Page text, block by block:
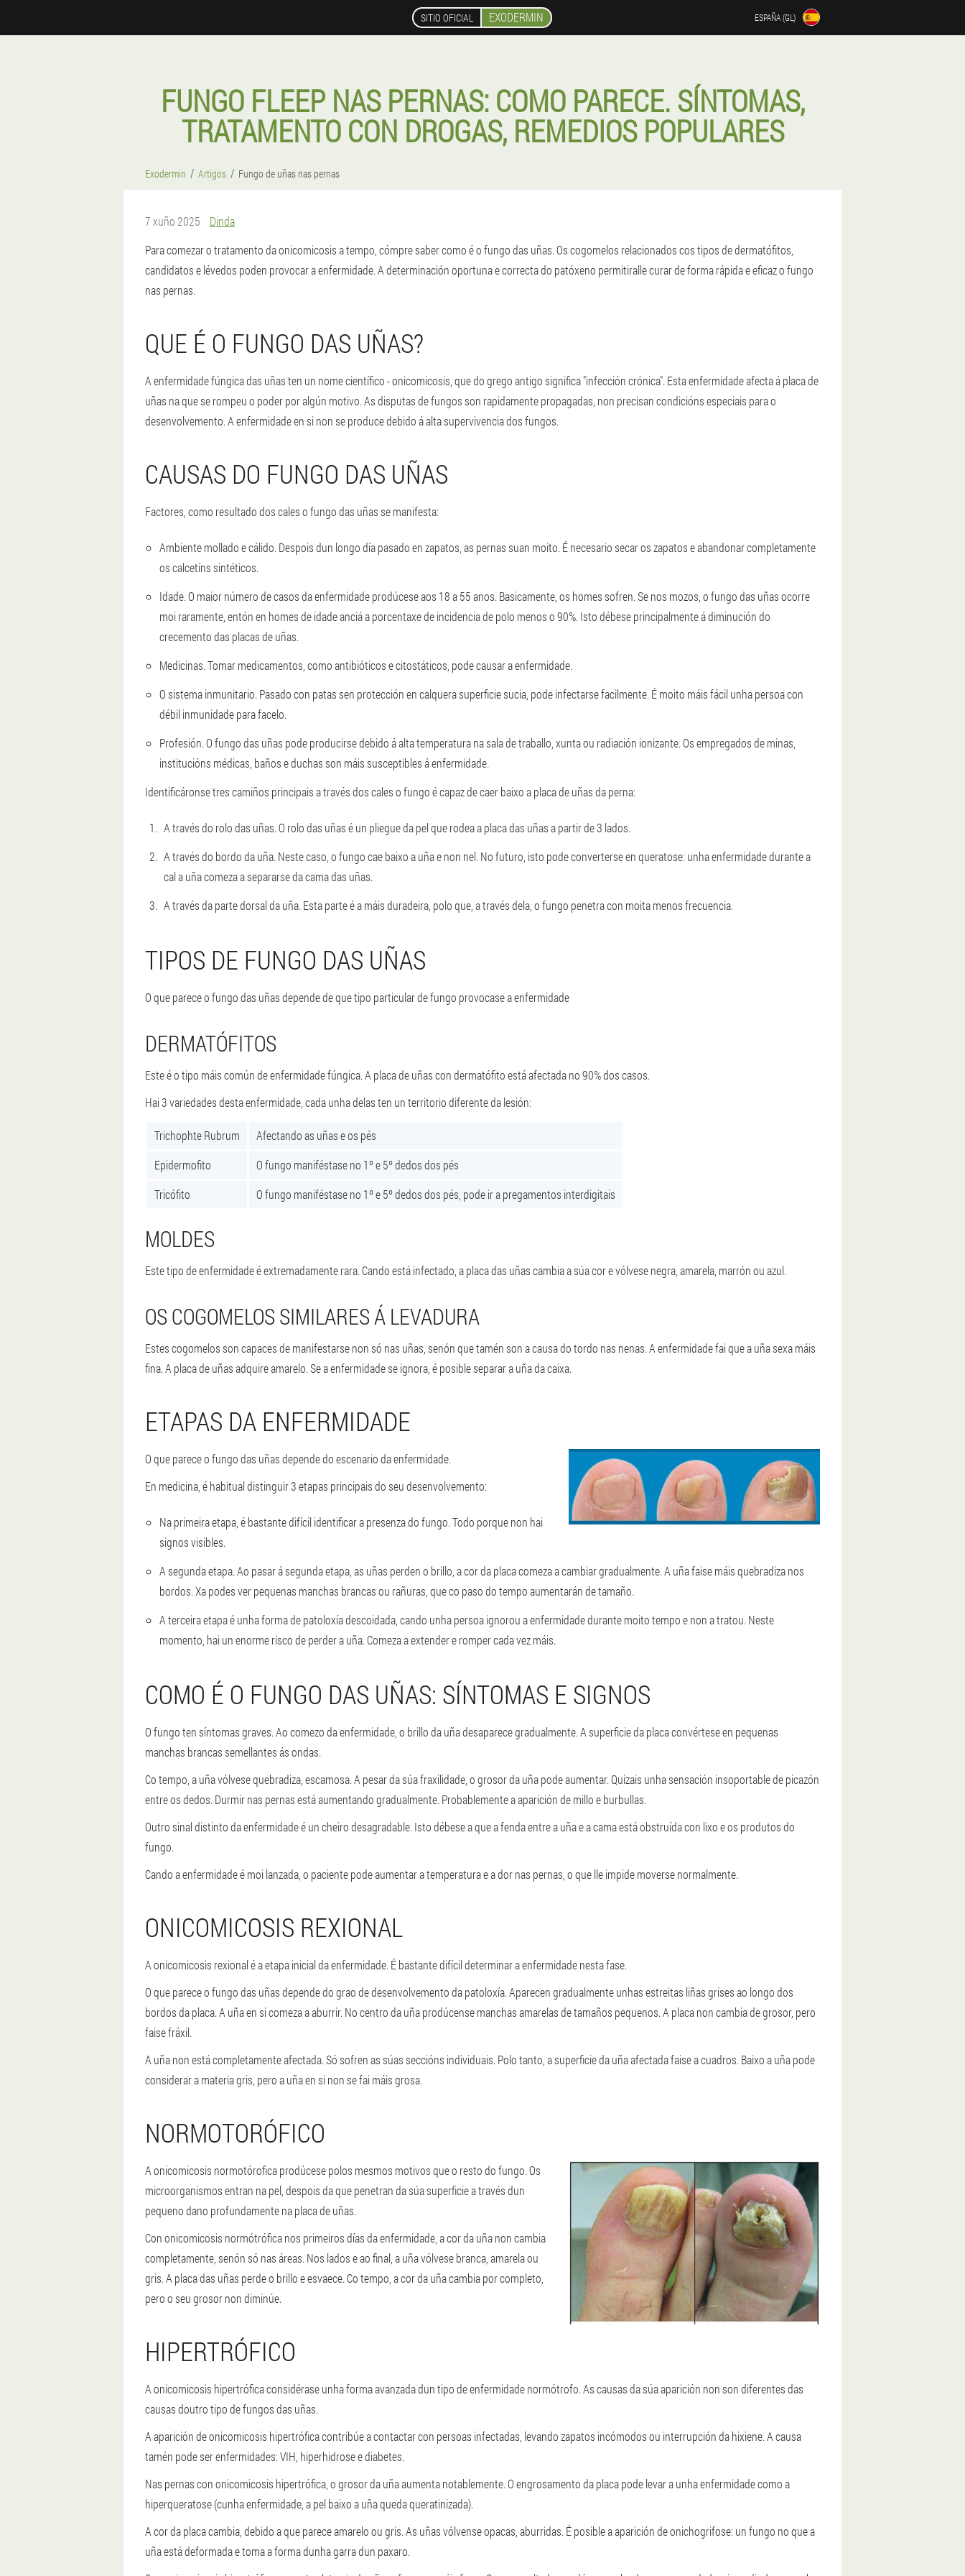
SITIO OFICIAL EXODERMIN ESPAÑA (GL)
FUNGO FLEEP NAS PERNAS: COMO PARECE. SÍNTOMAS,
TRATAMENTO CON DROGAS, REMEDIOS POPULARES
Exodermin Artigos Fungo de uñas nas pernas
7 xuño 2025
Dinda
Para comezar o tratamento da onicomicosis a tempo, cómpre saber como é o fungo das uñas. Os cogomelos relacionados cos tipos de dermatófitos,
candidatos e lévedos poden provocar a enfermidade. A determinación oportuna e correcta do patóxeno permitiralle curar de forma rápida e eficaz o fungo
nas pernas.
QUE É O FUNGO DAS UÑAS?
A enfermidade fúngica das uñas ten un nome científico - onicomicosis, que do grego antigo significa "infección crónica". Esta enfermidade afecta á placa de
uñas na que se rompeu o poder por algún motivo. As disputas de fungos son rapidamente propagadas, non precisan condicións especiais para o
desenvolvemento.A enfermidade en si non se produce debido á alta supervivencia dos fungos.
CAUSAS DO FUNGO DAS UÑAS
Factores, como resultado dos cales o fungo das uñas se manifesta:
Ambiente mollado e cálido. Despois dun longo día pasado en zapatos, as pernas suan moito. É necesario secar os zapatos e abandonar completamente
os calcetíns sintéticos.
Idade.O maior número de casos da enfermidade prodúcese aos 18 a 55 anos. Basicamente, os homes sofren. Se nos mozos, o fungo das uñas ocorre
moi raramente, entón en homes de idade anciá a porcentaxe de incidencia de polo menos o 90%. Isto débese principalmente á diminución do
crecemento das placas de uñas.
Medicinas.Tomar medicamentos, como antibióticos e citostáticos, pode causar a enfermidade.
O sistema inmunitario. Pasado con patas sen protección en calquera superficie sucia, pode infectarse facilmente. É moito máis fácil unha persoa con
débil inmunidade para facelo.
Profesión.O fungo das uñas pode producirse debido á alta temperatura na sala de traballo, xunta ou radiación ionizante. Os empregados de minas,
institucións médicas, baños e duchas son máis susceptibles á enfermidade.
Identificáronse tres camiños principais a través dos cales o fungo é capaz de caer baixo a placa de uñas da perna:
A través do rolo das uñas.O rolo das uñas é un pliegue da pel que rodea a placa das uñas a partir de 3 lados.
A través do bordo da uña. Neste caso, o fungo cae baixo a uña e non nel. No futuro, isto pode converterse en queratose: unha enfermidade durante a
cal a uña comeza a separarse da cama das uñas.
A través da parte dorsal da uña. Esta parte é a máis duradeira, polo que, a través dela, o fungo penetra con moita menos frecuencia.
TIPOS DE FUNGO DAS UÑAS
O que parece o fungo das uñas depende de que tipo particular de fungo provocase a enfermidade
DERMATÓFITOS
Este é o tipo máis común de enfermidade fúngica. A placa de uñas con dermatófito está afectada no 90% dos casos.
Hai 3 variedades desta enfermidade, cada unha delas ten un territorio diferente da lesión:
Trichophte Rubrum
Afectando as uñas e os pés
Epidermofito
O fungo maniféstase no 1º e 5º dedos dos pés
Tricófito
O fungo maniféstase no 1º e 5º dedos dos pés, pode ir a pregamentos interdigitais
MOLDES
Este tipo de enfermidade é extremadamente rara. Cando está infectado, a placa das uñas cambia a súa cor e vólvese negra, amarela, marrón ou azul.
OS COGOMELOS SIMILARES Á LEVADURA
Estes cogomelos son capaces de manifestarse non só nas uñas, senón que tamén son a causa do tordo nas nenas. A enfermidade fai que a uña sexa máis
fina. A placa de uñas adquire amarelo. Se a enfermidade se ignora, é posible separar a uña da caixa.
ETAPAS DA ENFERMIDADE
O que parece o fungo das uñas depende do escenario da enfermidade.
En medicina, é habitual distinguir 3 etapas principais do seu desenvolvemento:
Na primeira etapa, é bastante difícil identificar a presenza do fungo. Todo porque non hai
signos visibles.
A segunda etapa. Ao pasar á segunda etapa, as uñas perden o brillo, a cor da placa comeza a cambiar gradualmente. A uña faise máis quebradiza nos
bordos. Xa podes ver pequenas manchas brancas ou rañuras, que co paso do tempo aumentarán de tamaño.
A terceira etapa é unha forma de patoloxía descoidada, cando unha persoa ignorou a enfermidade durante moito tempo e non a tratou. Neste
momento, hai un enorme risco de perder a uña. Comeza a extender e romper cada vez máis.
COMO É O FUNGO DAS UÑAS: SÍNTOMAS E SIGNOS
O fungo ten síntomas graves. Ao comezo da enfermidade, o brillo da uña desaparece gradualmente. A superficie da placa convértese en pequenas
manchas brancas semellantes ás ondas.
Co tempo, a uña vólvese quebradiza, escamosa. A pesar da súa fraxilidade, o grosor da uña pode aumentar. Quizais unha sensación insoportable de picazón
entre os dedos. Durmir nas pernas está aumentando gradualmente. Probablemente a aparición de millo e burbullas.
Outro sinal distinto da enfermidade é un cheiro desagradable. Isto débese a que a fenda entre a uña e a cama está obstruída con lixo e os produtos do
fungo.
Cando a enfermidade é moi lanzada, o paciente pode aumentar a temperatura e a dor nas pernas, o que lle impide moverse normalmente.
ONICOMICOSIS REXIONAL
A onicomicosis rexional é a etapa inicial da enfermidade. É bastante difícil determinar a enfermidade nesta fase.
O que parece o fungo das uñas depende do grao de desenvolvemento da patoloxía. Aparecen gradualmente unhas estreitas liñas grises ao longo dos
bordos da placa. A uña en si comeza a aburrir. No centro da uña prodúcense manchas amarelas de tamaños pequenos. A placa non cambia de grosor, pero
faise fráxil.
A uña non está completamente afectada. Só sofren as súas seccións individuais. Polo tanto, a superficie da uña afectada faise a cuadros. Baixo a uña pode
considerar a materia gris, pero a uña en si non se fai máis grosa.
NORMOTORÓFICO
A onicomicosis normotórofica prodúcese polos mesmos motivos que o resto do fungo. Os
microorganismos entran na pel, despois da que penetran da súa superficie a través dun
pequeno dano profundamente na placa de uñas.
Con onicomicosis normótrófica nos primeiros días da enfermidade, a cor da uña non cambia
completamente, senón só nas áreas. Nos lados e ao final, a uña vólvese branca, amarela ou
gris. A placa das uñas perde o brillo e esvaece. Co tempo, a cor da uña cambia por completo,
pero o seu grosor non diminúe.
HIPERTRÓFICO
A onicomicosis hipertrófica considérase unha forma avanzada dun tipo de enfermidade normótrofo. As causas da súa aparición non son diferentes das
causas doutro tipo de fungos das uñas.
A aparición de onicomicosis hipertrófica contribúe a contactar con persoas infectadas, levando zapatos incómodos ou interrupción da hixiene. A causa
tamén pode ser enfermidades: VIH, hiperhidrose e diabetes.
Nas pernas con onicomicosis hipertrófica, o grosor da uña aumenta notablemente. O engrosamento da placa pode levar a unha enfermidade como a
hiperqueratose (cunha enfermidade, a pel baixo a uña queda queratinizada).
A cor da placa cambia, debido a que parece amarelo ou gris. As uñas vólvense opacas, aburridas. É posible a aparición de onichogrifose: un fungo no que a
uña está deformada e toma a forma dunha garra dun paxaro.